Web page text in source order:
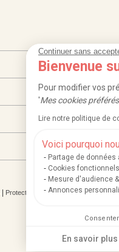
Continuer sans
Bienvenue
Pour modifier vos
'Mes cookies préférés
Lire notre politique de
Voici pourquoi
Partage de données
Cookies fonctionnels
Mesure d'audience
Annonces
En savoir plus
| Protection des données|Mentions